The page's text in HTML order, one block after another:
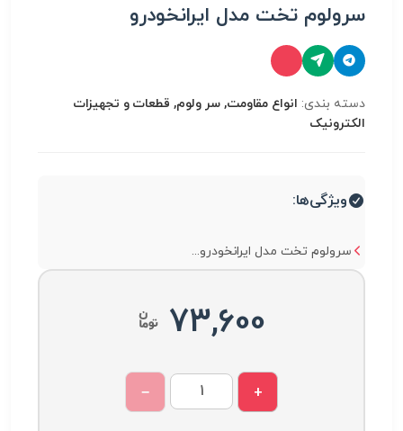
سرولوم تخت مدل ایرانخودرو
دسته بندی: انواع مقاومت, سر ولوم, قطعات و تجهیزات
الکترونیک
ویژگی‌ها:
سرولوم تخت مدل ایرانخودرو...
73,600
+
−